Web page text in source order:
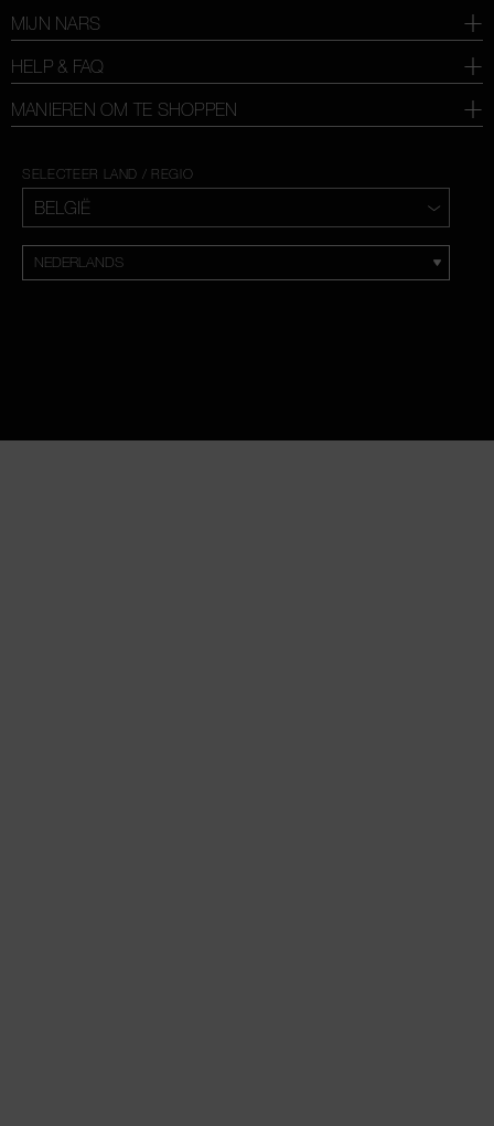
MIJN NARS
HELP & FAQ
MANIEREN OM TE SHOPPEN
SELECTEER LAND / REGIO